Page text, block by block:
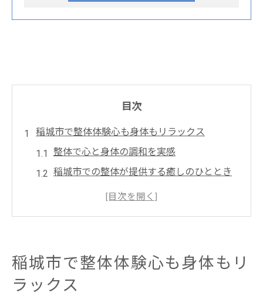
目次
稲城市で整体体験心も身体もリラックス
整体で心と身体の調和を実感
稲城市での整体が提供する癒しのひととき
整体施術で得られるリラクゼーションの秘
整体がもたらす心と身体のリフレッシュ効
果
稲城市で整体体験心も身体もリ
ラックス